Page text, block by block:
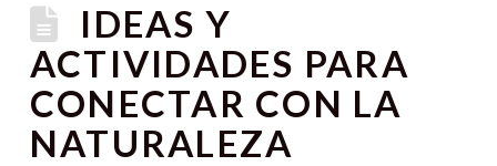
IDEAS Y
ACTIVIDADES PARA
CONECTAR CON LA
NATURALEZA